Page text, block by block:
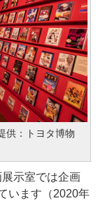
供：トヨタ博物
示室では企画
います（2020年